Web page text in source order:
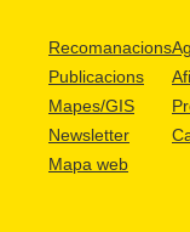
Recomanacions
Publicacions
Mapes/GIS
Newsletter
Mapa web